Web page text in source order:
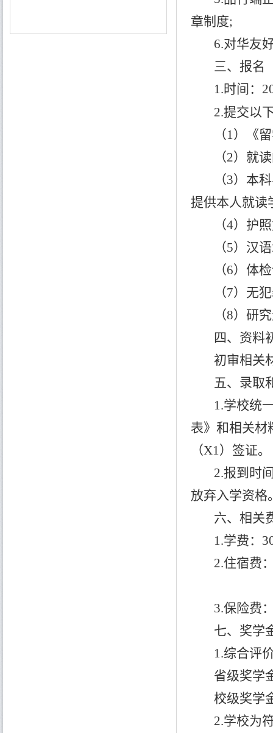
章制度;
6.对华友
三、报名
1.时间：
2.提交以
（1）《
（2）就
（3）本
提供本人就读
（4）护
（5）汉
（6）体
（7）无
（8）研
四、资料
初审相关
五、录取
1.学校统
表》和相关材
（X1）签证。
2.报到时
放弃入学资格
六、相关
1.学费：
2.住宿费
3.保险费
七、奖学
1.综合评
省级奖学
校级奖学
2.学校为